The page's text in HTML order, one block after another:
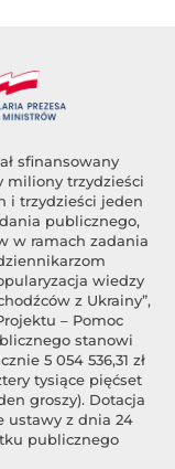
sfinansowany
miliony trzydzieści
i trzydzieści jeden
publicznego,
w ramach zadania
wiedzy
z Ukrainy”,
– Pomoc
stanowi
5 054 536,31 zł
tysiące pięćset
groszy). Dotacja
ustawy z dnia 24
publicznego